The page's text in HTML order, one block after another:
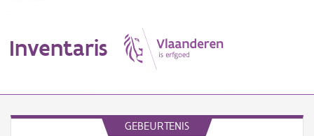
Inventaris
GEBEURTENIS